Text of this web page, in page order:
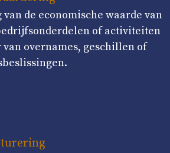
de economische waarde van
of activiteiten
overnames, geschillen of